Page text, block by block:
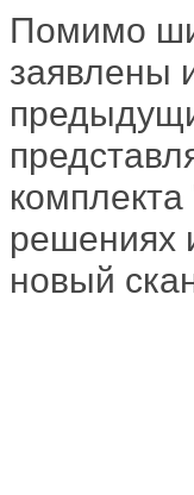
Помимо
заявлены
решениях
новый